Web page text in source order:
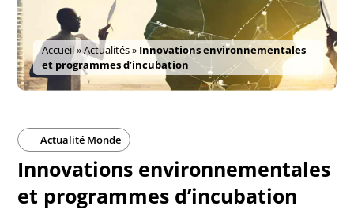
Accueil»Actualités» Innovations environnementales
et programmes d’incubation
Actualité Monde
Innovations environnementales
et programmes d’incubation